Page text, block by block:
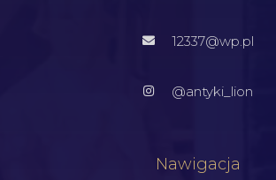
12337@wp.pl
@antyki_lion
Nawigacja